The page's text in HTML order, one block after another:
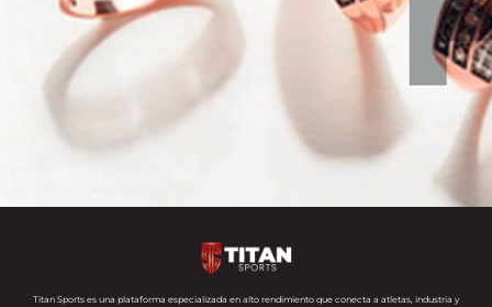
Titan Sports es una plataforma especializada en alto rendimiento que conecta a atletas, industria y